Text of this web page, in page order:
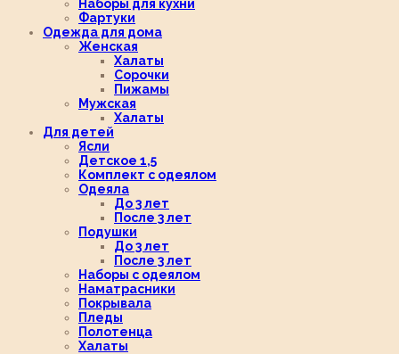
Наборы для кухни
Фартуки
Одежда для дома
Женская
Халаты
Сорочки
Пижамы
Мужская
Халаты
Для детей
Ясли
Детское 1,5
Комплект с одеялом
Одеяла
До 3 лет
После 3 лет
Подушки
До 3 лет
После 3 лет
Наборы с одеялом
Наматрасники
Покрывала
Пледы
Полотенца
Халаты